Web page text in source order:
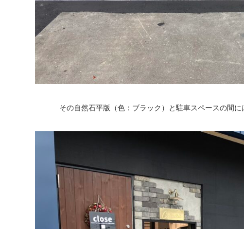
その自然石平版（色：ブラック）と駐車スペースの間